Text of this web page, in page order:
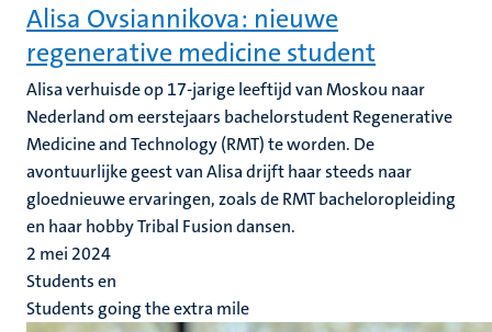
Alisa Ovsiannikova: nieuwe
regenerative medicine student
Alisa verhuisde op 17-jarige leeftijd van Moskou naar
Nederland om eerstejaars bachelorstudent Regenerative
Medicine and Technology (RMT) te worden. De
avontuurlijke geest van Alisa drijft haar steeds naar
gloednieuwe ervaringen, zoals de RMT bacheloropleiding
en haar hobby Tribal Fusion dansen.
2 mei 2024
Students en
Students going the extra mile